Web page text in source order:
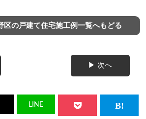
の戸建て住宅施工例一覧へもどる
▶ 次へ
LINE